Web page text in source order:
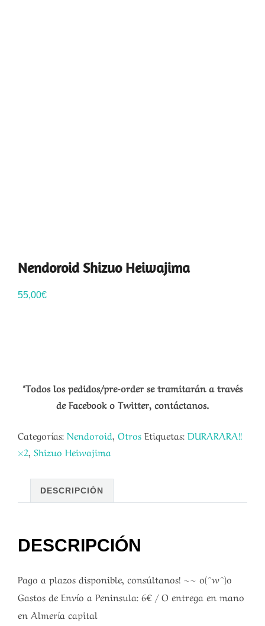
Nendoroid Shizuo Heiwajima
55,00€
*Todos los pedidos/pre-order se tramitarán a través
de Facebook o Twitter, contáctanos.
Categorías: Nendoroid, Otros Etiquetas: DURARARA!!
×2, Shizuo Heiwajima
DESCRIPCIÓN
DESCRIPCIÓN
Pago a plazos disponible, consúltanos! ~~ o(^w^)o
Gastos de Envío a Peninsula: 6€ / O entrega en mano
en Almería capital